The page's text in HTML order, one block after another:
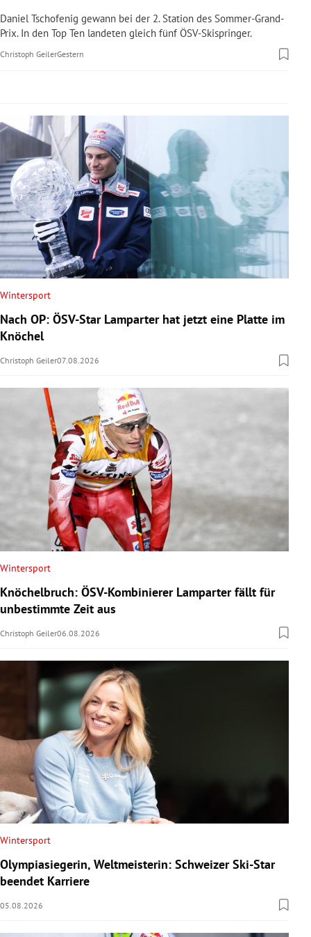
Untermenü
Untermenü
Daniel Tschofenig gewann bei der 2. Station des Sommer-Grand-
Prix. In den Top Ten landeten gleich fünf ÖSV-Skispringer.
Christoph GeilerGestern
Wintersport
Nach OP: ÖSV-Star Lamparter hat jetzt eine Platte im
Knöchel
Christoph Geiler07.08.2026
Wintersport
Knöchelbruch: ÖSV-Kombinierer Lamparter fällt für
unbestimmte Zeit aus
Christoph Geiler06.08.2026
Wintersport
Olympiasiegerin, Weltmeisterin: Schweizer Ski-Star
beendet Karriere
05.08.2026